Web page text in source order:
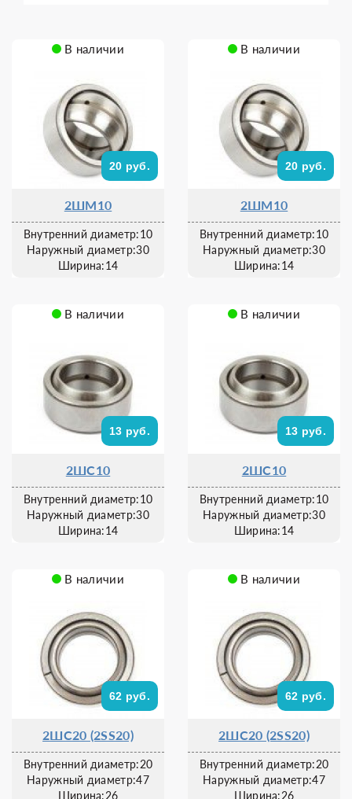
В наличии
20 руб.
2ШМ10
Внутренний диаметр:10
Наружный диаметр:30
Ширина:14
В наличии
20 руб.
2ШМ10
Внутренний диаметр:10
Наружный диаметр:30
Ширина:14
В наличии
13 руб.
2ШС10
Внутренний диаметр:10
Наружный диаметр:30
Ширина:14
В наличии
13 руб.
2ШС10
Внутренний диаметр:10
Наружный диаметр:30
Ширина:14
В наличии
62 руб.
2ШС20 (2SS20)
Внутренний диаметр:20
Наружный диаметр:47
Ширина:26
В наличии
62 руб.
2ШС20 (2SS20)
Внутренний диаметр:20
Наружный диаметр:47
Ширина:26